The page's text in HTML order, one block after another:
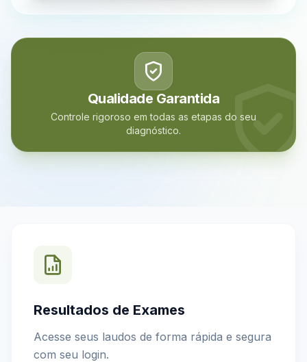
Qualidade Garantida
Controle rigoroso em todas as etapas do seu
diagnóstico.
Resultados de Exames
Acesse seus laudos de forma rápida e segura
com seu login.